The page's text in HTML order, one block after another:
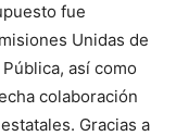
fue
Unidas de
así como
colaboración
Gracias a